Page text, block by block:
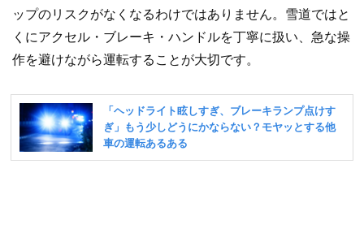
ップのリスクがなくなるわけではありません。雪道ではと
くにアクセル・ブレーキ・ハンドルを丁寧に扱い、急な操
作を避けながら運転することが大切です。